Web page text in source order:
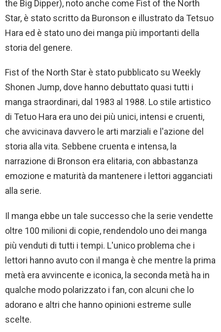
the Big Dipper), noto anche come Fist of the North
Star, è stato scritto da Buronson e illustrato da Tetsuo
Hara ed è stato uno dei manga più importanti della
storia del genere.
Fist of the North Star è stato pubblicato su Weekly
Shonen Jump, dove hanno debuttato quasi tutti i
manga straordinari, dal 1983 al 1988. Lo stile artistico
di Tetuo Hara era uno dei più unici, intensi e cruenti,
che avvicinava davvero le arti marziali e l'azione del
storia alla vita. Sebbene cruenta e intensa, la
narrazione di Bronson era elitaria, con abbastanza
emozione e maturità da mantenere i lettori agganciati
alla serie.
Il manga ebbe un tale successo che la serie vendette
oltre 100 milioni di copie, rendendolo uno dei manga
più venduti di tutti i tempi. L'unico problema che i
lettori hanno avuto con il manga è che mentre la prima
metà era avvincente e iconica, la seconda metà ha in
qualche modo polarizzato i fan, con alcuni che lo
adorano e altri che hanno opinioni estreme sulle
scelte.